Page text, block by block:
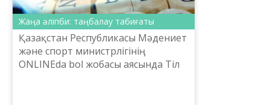
Жаңа әліпби: таңбалау табиғаты
Қазақстан Республикасы Мәдениет
және спорт министрлігінің
ONLINEda bol жобасы аясында Тіл